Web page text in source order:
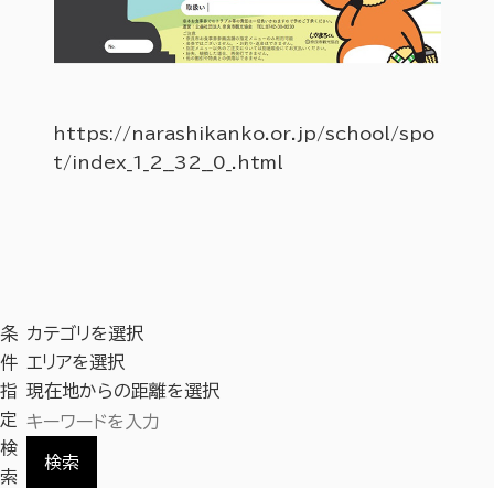
https://narashikanko.or.jp/school/spo
t/index_1_2__32__0_.html
条
件
指
定
検
索
カテゴリを選択
エリアを選択
現在地からの距離を選択
検索